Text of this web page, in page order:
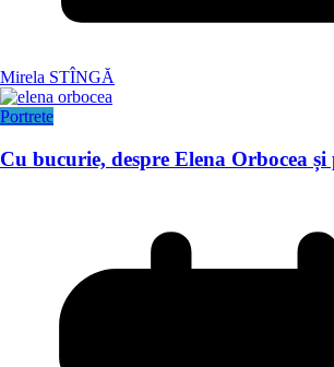
Mirela STÎNGĂ
Portrete
Cu bucurie, despre Elena Orbocea și